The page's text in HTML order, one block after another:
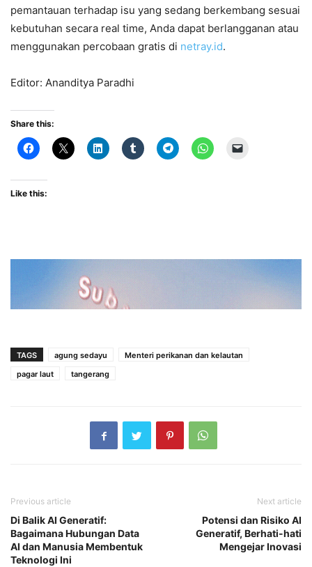
pemantauan terhadap isu yang sedang berkembang sesuai
kebutuhan secara real time, Anda dapat berlangganan atau
menggunakan percobaan gratis di netray.id.
Editor: Ananditya Paradhi
Share this:
Like this:
TAGS agung sedayu
Menteri perikanan dan kelautan
pagar laut
tangerang
Previous article
Di Balik AI Generatif:
Bagaimana Hubungan Data
AI dan Manusia Membentuk
Teknologi Ini
Next article
Potensi dan Risiko AI
Generatif, Berhati-hati
Mengejar Inovasi